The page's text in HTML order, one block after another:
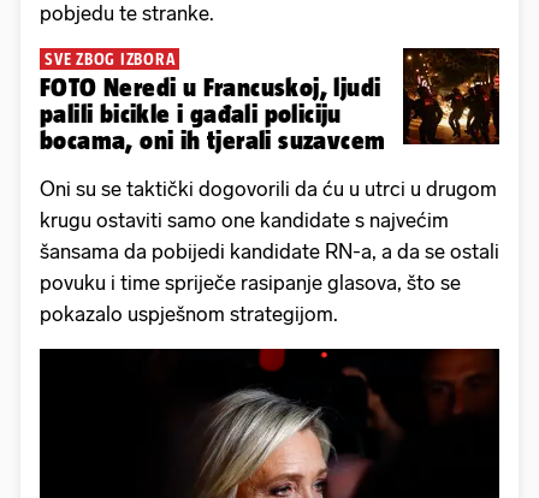
pobjedu te stranke.
SVE ZBOG IZBORA
FOTO Neredi u Francuskoj, ljudi
palili bicikle i gađali policiju
bocama, oni ih tjerali suzavcem
Oni su se taktički dogovorili da ću u utrci u drugom
krugu ostaviti samo one kandidate s najvećim
šansama da pobijedi kandidate RN-a, a da se ostali
povuku i time spriječe rasipanje glasova, što se
pokazalo uspješnom strategijom.